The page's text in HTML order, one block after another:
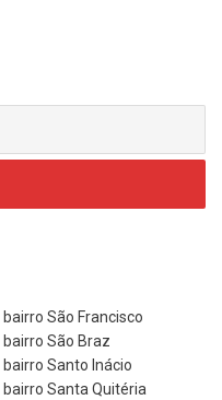
São Francisco
São Braz
Santo Inácio
Santa Quitéria